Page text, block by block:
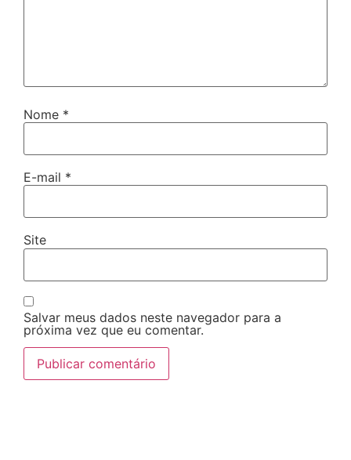
Nome *
E-mail *
Site
Salvar meus dados neste navegador para a
próxima vez que eu comentar.